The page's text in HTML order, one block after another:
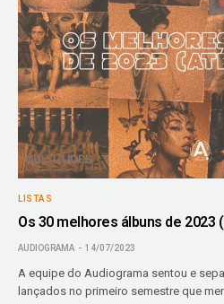
LISTAS
Os 30 melhores álbuns de 2023
AUDIOGRAMA 14/07/2023
A equipe do Audiograma sentou e
lançados no primeiro semestre que